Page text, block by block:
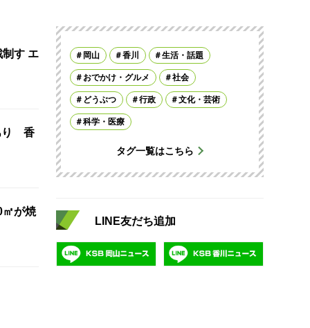
す エ
り 香
が焼
岡山 香川 生活・話題
おでかけ・グルメ 社会
どうぶつ 行政 文化・芸術
科学・医療
タグ一覧はこちら
LINE友だち追加